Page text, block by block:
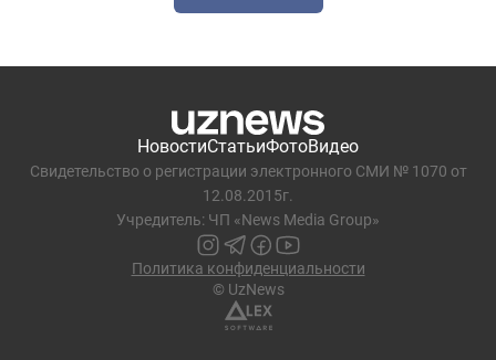
НовостиСтатьиФотоВидео
Свидетельство о регистрации электронного СМИ № 1070 от
12.08.2015г.
Учредитель: ЧП «News Media Group»
Политика конфиденциальности
© UzNews